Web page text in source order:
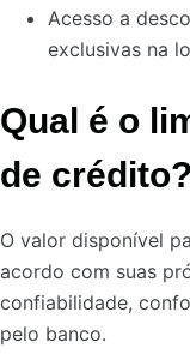
Acesso a
exclusivas na
Qual é o
de crédito?
O valor disponível
acordo com suas
confiabilidade,
pelo banco.